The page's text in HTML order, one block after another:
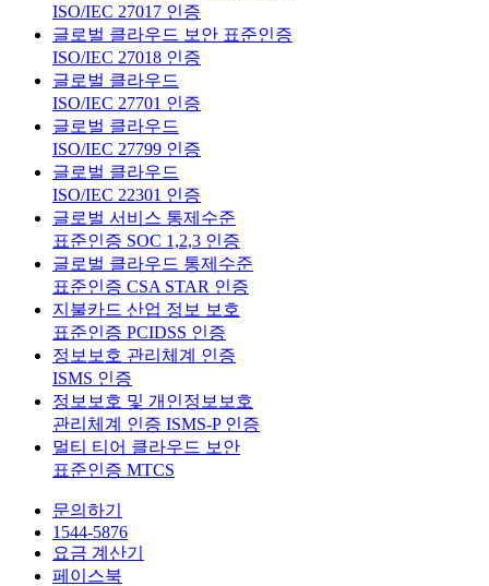
ISO/IEC 27017 인증
글로벌 클라우드 보안 표준인증
ISO/IEC 27018 인증
글로벌 클라우드
ISO/IEC 27701 인증
글로벌 클라우드
ISO/IEC 27799 인증
글로벌 클라우드
ISO/IEC 22301 인증
글로벌 서비스 통제수준
표준인증 SOC 1,2,3 인증
글로벌 클라우드 통제수준
표준인증 CSA STAR 인증
지불카드 산업 정보 보호
표준인증 PCIDSS 인증
정보보호 관리체계 인증
ISMS 인증
정보보호 및 개인정보보호
관리체계 인증 ISMS-P 인증
멀티 티어 클라우드 보안
표준인증 MTCS
문의하기
1544-5876
요금 계산기
페이스북